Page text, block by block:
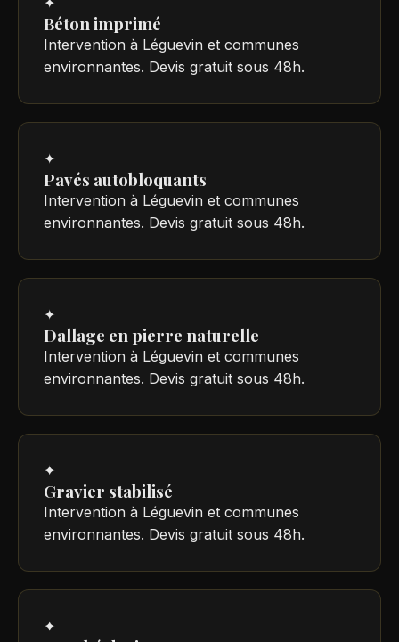
Béton imprimé
Intervention à Léguevin et communes
environnantes. Devis gratuit sous 48h.
✦
Pavés autobloquants
Intervention à Léguevin et communes
environnantes. Devis gratuit sous 48h.
✦
Dallage en pierre naturelle
Intervention à Léguevin et communes
environnantes. Devis gratuit sous 48h.
✦
Gravier stabilisé
Intervention à Léguevin et communes
environnantes. Devis gratuit sous 48h.
✦